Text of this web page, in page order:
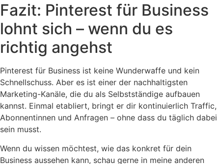
Fazit: Pinterest für Business
lohnt sich – wenn du es
richtig angehst
Pinterest für Business ist keine Wunderwaffe und kein
Schnellschuss. Aber es ist einer der nachhaltigsten
Marketing-Kanäle, die du als Selbstständige aufbauen
kannst. Einmal etabliert, bringt er dir kontinuierlich Traffic,
Abonnentinnen und Anfragen – ohne dass du täglich dabei
sein musst.
Wenn du wissen möchtest, wie das konkret für dein
Business aussehen kann, schau gerne in meine anderen